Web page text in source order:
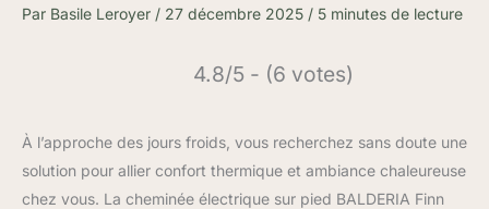
Par Basile Leroyer / 27 décembre 2025 / 5 minutes de lecture
4.8/5 - (6 votes)
À l’approche des jours froids, vous recherchez sans doute une
solution pour allier confort thermique et ambiance chaleureuse
chez vous. La cheminée électrique sur pied BALDERIA Finn